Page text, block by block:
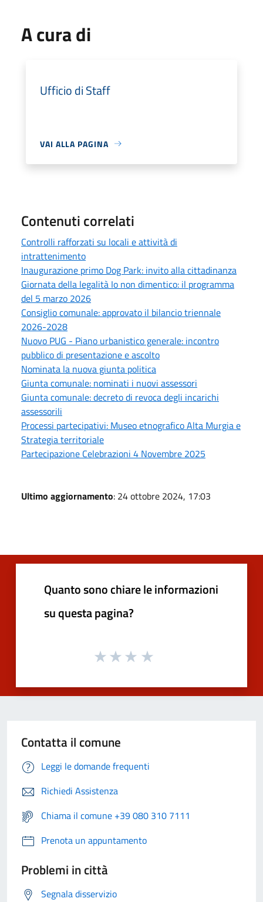
A cura di
Ufficio di Staff
VAI ALLA PAGINA
Contenuti correlati
Controlli rafforzati su locali e attività di
intrattenimento
Inaugurazione primo Dog Park: invito alla cittadinanza
Giornata della legalità Io non dimentico: il programma
del 5 marzo 2026
Consiglio comunale: approvato il bilancio triennale
2026-2028
Nuovo PUG - Piano urbanistico generale: incontro
pubblico di presentazione e ascolto
Nominata la nuova giunta politica
Giunta comunale: nominati i nuovi assessori
Giunta comunale: decreto di revoca degli incarichi
assessorili
Processi partecipativi: Museo etnografico Alta Murgia e
Strategia territoriale
Partecipazione Celebrazioni 4 Novembre 2025
Ultimo aggiornamento: 24 ottobre 2024, 17:03
Quanto sono chiare le informazioni
su questa pagina?
Contatta il comune
Leggi le domande frequenti
Richiedi Assistenza
Chiama il comune +39 080 310 7111
Prenota un appuntamento
Problemi in città
Segnala disservizio